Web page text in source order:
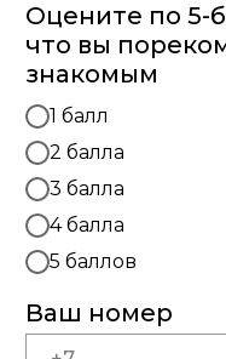
Оцените по 5-
что вы
знакомым
1 балл
2 балла
3 балла
4 балла
5 баллов
Ваш номер